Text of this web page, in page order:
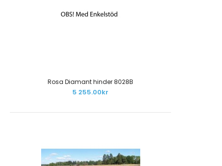
Rosa Diamant hinder 8028B
5 255.00kr